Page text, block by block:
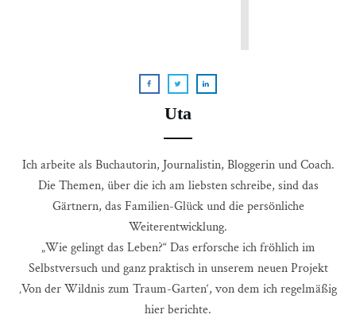
Uta
Ich arbeite als Buchautorin, Journalistin, Bloggerin und Coach.
Die Themen, über die ich am liebsten schreibe, sind das
Gärtnern, das Familien-Glück und die persönliche
Weiterentwicklung.
„Wie gelingt das Leben?“ Das erforsche ich fröhlich im
Selbstversuch und ganz praktisch in unserem neuen Projekt
‚Von der Wildnis zum Traum-Garten‘, von dem ich regelmäßig
hier berichte.